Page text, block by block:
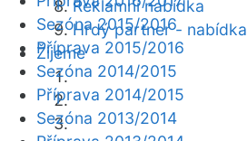
Reklamní nabídka
Hrdý partner - nabídka
Žijeme
Sezóna 2015/2016
Příprava 2015/2016
Sezóna 2014/2015
Příprava 2014/2015
Sezóna 2013/2014